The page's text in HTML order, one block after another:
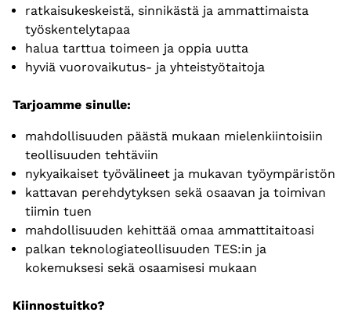
ratkaisukeskeistä, sinnikästä ja ammattimaista
työskentelytapaa
halua tarttua toimeen ja oppia uutta
hyviä vuorovaikutus- ja yhteistyötaitoja
Tarjoamme sinulle:
mahdollisuuden päästä mukaan mielenkiintoisiin
teollisuuden tehtäviin
nykyaikaiset työvälineet ja mukavan työympäristön
kattavan perehdytyksen sekä osaavan ja toimivan
tiimin tuen
mahdollisuuden kehittää omaa ammattitaitoasi
palkan teknologiateollisuuden TES:in ja
kokemuksesi sekä osaamisesi mukaan
Kiinnostuitko?